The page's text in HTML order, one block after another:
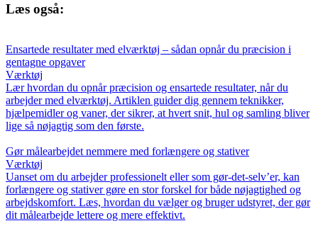
Læs også:
Ensartede resultater med elværktøj – sådan opnår du præcision i
gentagne opgaver
Værktøj
Lær hvordan du opnår præcision og ensartede resultater, når du
arbejder med elværktøj. Artiklen guider dig gennem teknikker,
hjælpemidler og vaner, der sikrer, at hvert snit, hul og samling bliver
lige så nøjagtig som den første.
Gør målearbejdet nemmere med forlængere og stativer
Værktøj
Uanset om du arbejder professionelt eller som gør-det-selv’er, kan
forlængere og stativer gøre en stor forskel for både nøjagtighed og
arbejdskomfort. Læs, hvordan du vælger og bruger udstyret, der gør
dit målearbejde lettere og mere effektivt.